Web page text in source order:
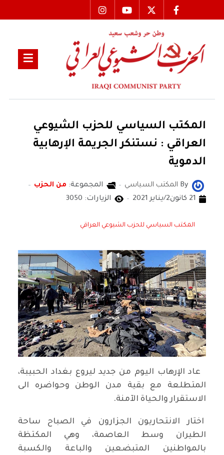
المكتب السياسي للحزب الشيوعي
العراقي : نستنكر الجريمة الإرهابية
الدموية
By المكتب السياسي المجموعة: من الحزب
21 كانون2/يناير 2021
الزيارات: 3050
المكتب السياسي للحزب الشيوعي العراقي
عاد الإرهاب اليوم من جديد ليروع بغداد الحبيبة،
المتطلعة مع بقية مدن الوطن وحواضره الى
الاستقرار والحياة الآمنة.
اختار الانتحاريون الجزارون في الصباح ساحة
الطيران وسط العاصمة، وهي المكتظة
بالمواطنين المتبضعين والباعة والكسبة